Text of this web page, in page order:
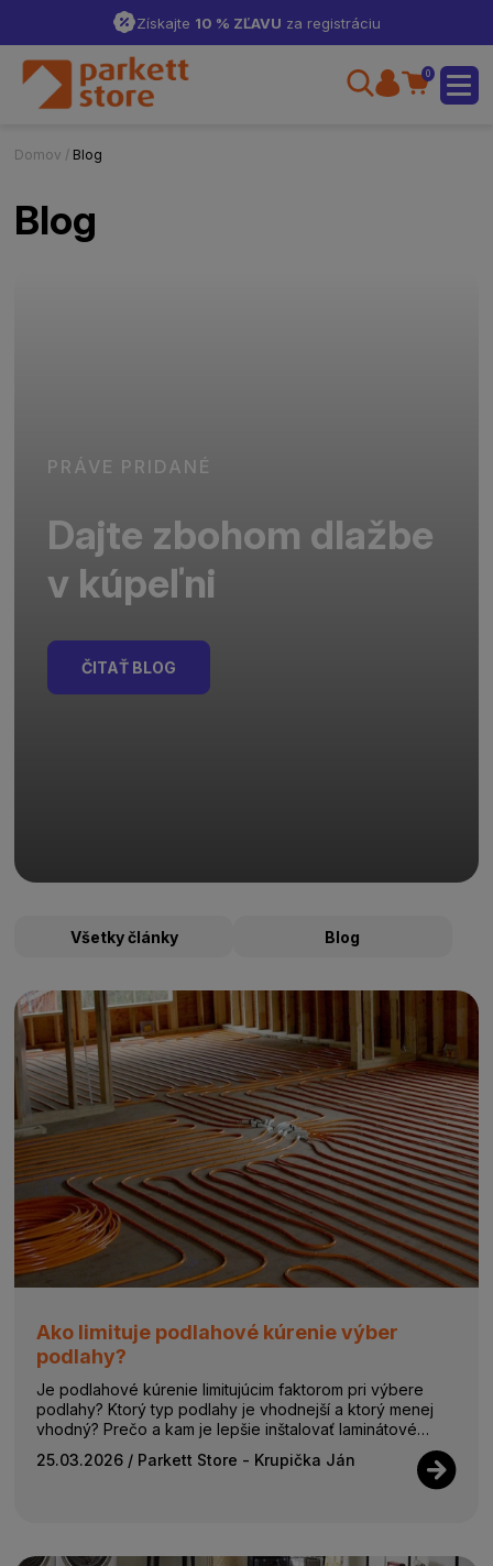
Získajte 10 % ZĽAVU za registráciu
0
Domov / Blog
Blog
PRÁVE PRIDANÉ
Dajte zbohom dlažbe
v kúpeľni
ČITAŤ BLOG
Všetky články Blog
Ako limituje podlahové kúrenie výber
podlahy?
Je podlahové kúrenie limitujúcim faktorom pri výbere
podlahy? Ktorý typ podlahy je vhodnejší a ktorý menej
vhodný? Prečo a kam je lepšie inštalovať laminátové
25.03.2026 / Parkett Store - Krupička Ján